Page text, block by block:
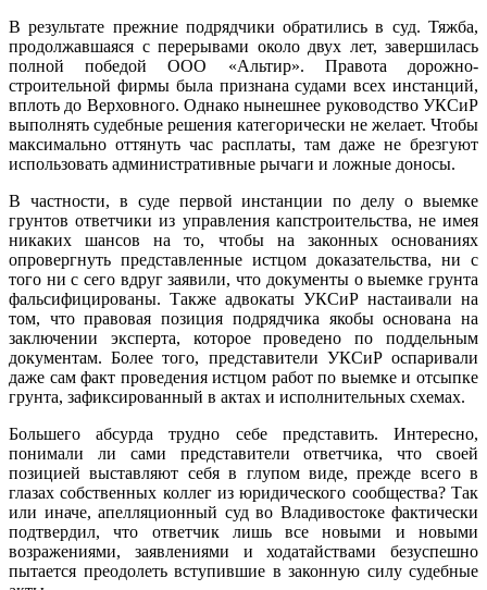
В результате прежние подрядчики обратились в суд. Тяжба,
продолжавшаяся с перерывами около двух лет, завершилась
полной победой ООО «Альтир». Правота дорожно-
строительной фирмы была признана судами всех инстанций,
вплоть до Верховного. Однако нынешнее руководство УКСиР
выполнять судебные решения категорически не желает. Чтобы
максимально оттянуть час расплаты, там даже не брезгуют
использовать административные рычаги и ложные доносы.
В частности, в суде первой инстанции по делу о выемке
грунтов ответчики из управления капстроительства, не имея
никаких шансов на то, чтобы на законных основаниях
опровергнуть представленные истцом доказательства, ни с
того ни с сего вдруг заявили, что документы о выемке грунта
фальсифицированы. Также адвокаты УКСиР настаивали на
том, что правовая позиция подрядчика якобы основана на
заключении эксперта, которое проведено по поддельным
документам. Более того, представители УКСиР оспаривали
даже сам факт проведения истцом работ по выемке и отсыпке
грунта, зафиксированный в актах и исполнительных схемах.
Большего абсурда трудно себе представить. Интересно,
понимали ли сами представители ответчика, что своей
позицией выставляют себя в глупом виде, прежде всего в
глазах собственных коллег из юридического сообщества? Так
или иначе, апелляционный суд во Владивостоке фактически
подтвердил, что ответчик лишь все новыми и новыми
возражениями, заявлениями и ходатайствами безуспешно
пытается преодолеть вступившие в законную силу судебные